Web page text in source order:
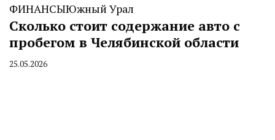
ФИНАНСЫЮжный Урал
Сколько стоит содержание авто с
пробегом в Челябинской области
By
25.05.2026